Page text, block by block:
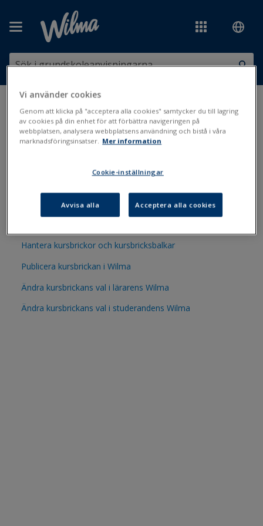
Scheman och val
Kursbrickan
Gymnasiekursernas förhandsval i åk 9
Hantera kursbrickor och kursbricksbalkar
Publicera kursbrickan i Wilma
Ändra kursbrickans val i lärarens Wilma
Ändra kursbrickans val i studerandens Wilma
Vi använder cookies
Genom att klicka på "acceptera alla cookies" samtycker du till lagring
av cookies på din enhet för att förbättra navigeringen på
webbplatsen, analysera webbplatsens användning och bistå i våra
marknadsföringsinsatser. Mer information
Cookie-inställningar
Avvisa alla Acceptera alla cookies